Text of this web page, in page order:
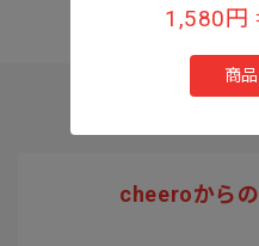
1,580
商
cheeroから